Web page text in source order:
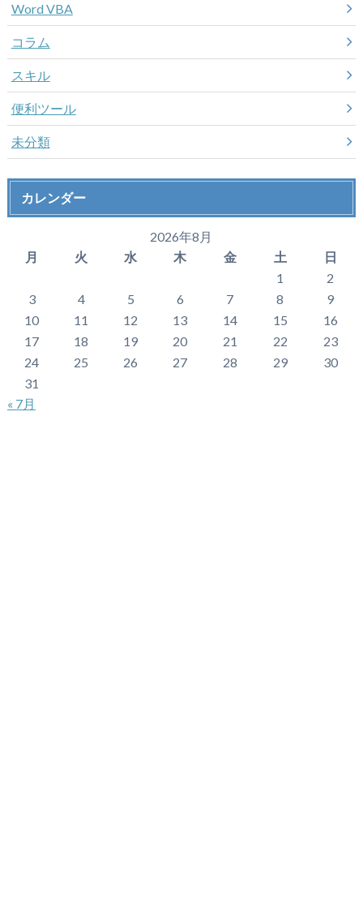
Word VBA
コラム
スキル
便利ツール
未分類
カレンダー
2026年8月
月
火 水 木 金 土
日
1
2
3
4 5 6 7 8
9
10
11 12 13 14 15
16
17
18 19 20 21 22
23
24
25 26 27 28 29
30
31
« 7月